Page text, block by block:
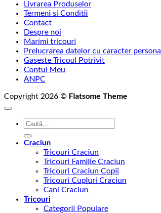
Livrarea Produselor
Termeni si Conditii
Contact
Despre noi
Marimi tricouri
Prelucrarea datelor cu caracter personal
Gaseste Tricoul Potrivit
Contul Meu
ANPC
Copyright 2026 © Flatsome Theme
Caută
Craciun
Tricouri Craciun
Tricouri Familie Craciun
Tricouri Craciun Copii
Tricouri Cupluri Craciun
Cani Craciun
Tricouri
Categorii Populare